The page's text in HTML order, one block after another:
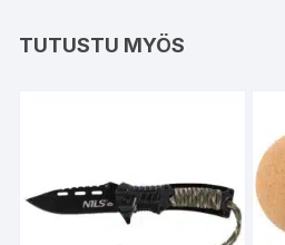
TUTUSTU MYÖS